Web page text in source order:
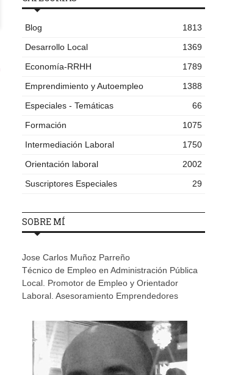
Blog
1813
Desarrollo Local
1369
Economía-RRHH
1789
Emprendimiento y Autoempleo
1388
Especiales - Temáticas
66
Formación
1075
Intermediación Laboral
1750
Orientación laboral
2002
Suscriptores Especiales
29
SOBRE MÍ
Jose Carlos Muñoz Parreño
Técnico de Empleo en Administración Pública
Local. Promotor de Empleo y Orientador
Laboral. Asesoramiento Emprendedores